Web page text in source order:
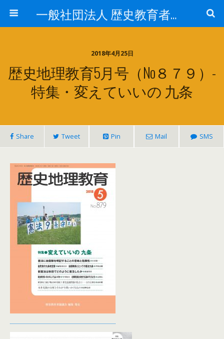
一般社団法人 歴史教育者協議会
2018年4月25日
歴史地理教育5月号（No８７９）-
特集・変えていいの 九条
Share Tweet Pin Mail SMS